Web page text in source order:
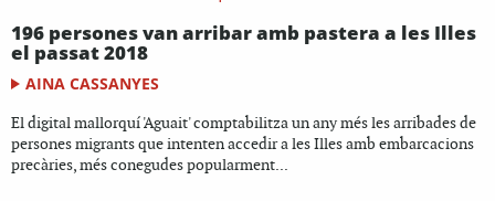
196 persones van arribar amb pastera a les Illes
el passat 2018
AINA CASSANYES
El digital mallorquí 'Aguait' comptabilitza un any més les arribades de
persones migrants que intenten accedir a les Illes amb embarcacions
precàries, més conegudes popularment...